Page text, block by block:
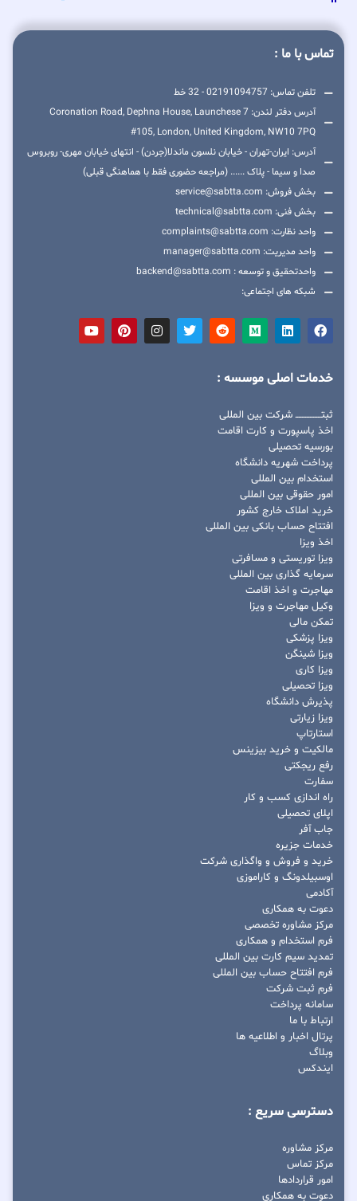
تماس با ما :
تلفن تماس: 02191094757 - 32 خط
آدرس دفتر لندن: 7 Coronation Road, Dephna House, Launchese
#105, London, United Kingdom, NW10 7PQ
آدرس: ایران-تهران - خیابان نلسون ماندلا(جردن) - انتهای خیابان مهری- روبروس
صدا و سیما - پلاک ...... (مراجعه حضوری فقط با هماهنگی قبلی)
بخش فروش: service@sabtta.com
بخش فنی: technical@sabtta.com
واحد نظارت: complaints@sabtta.com
واحد مدیریت: manager@sabtta.com
واحدتحقیق و توسعه : backend@sabtta.com
شبکه های اجتماعی:
خدمات اصلی موسسه :
ثبتــــــــــــــــ شرکت بین المللی
اخذ پاسپورت و کارت اقامت
بورسیه تحصیلی
پرداخت شهریه دانشگاه
استخدام بین المللی
امور حقوقی بین المللی
خرید املاک خارج کشور
افتتاح حساب بانکی بین المللی
اخذ ویزا
ویزا توریستی و مسافرتی
سرمایه گذاری بین المللی
مهاجرت و اخذ اقامت
وکیل مهاجرت و ویزا
تمکن مالی
ویزا پزشکی
ویزا شینگن
ویزا کاری
ویزا تحصیلی
پذیرش دانشگاه
ویزا زیارتی
استارتاپ
مالکیت و خرید بیزینس
رفع ریجکتی
سفارت
راه اندازی کسب و کار
اپلای تحصیلی
جاب آفر
خدمات جزیره
خرید و فروش و واگذاری شرکت
اوسبیلدونگ و کاراموزی
آکادمی
دعوت به همکاری
مرکز مشاوره تخصصی
فرم استخدام و همکاری
تمدید سیم کارت بین المللی
فرم افتتاح حساب بین المللی
فرم ثبت شرکت
سامانه پرداخت
ارتباط با ما
پرتال اخبار و اطلاعیه ها
وبلاگ
ایندکس
دسترسی سریع :
مرکز مشاوره
مرکز تماس
امور قراردادها
دعوت به همکاری